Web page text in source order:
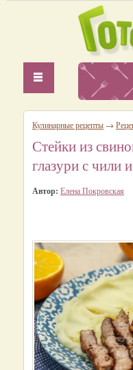
Кулинарные рецепты →
Стейки из
глазури с чили
Автор: Елена Покровская